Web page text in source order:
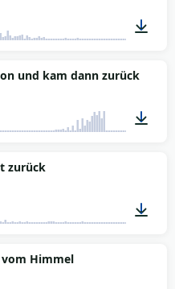
00:04
und kam dann zurück
zurück
Himmel